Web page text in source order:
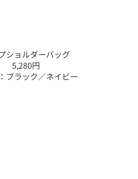
ショルダーバッグ
5,280円
ブラック／ネイビー